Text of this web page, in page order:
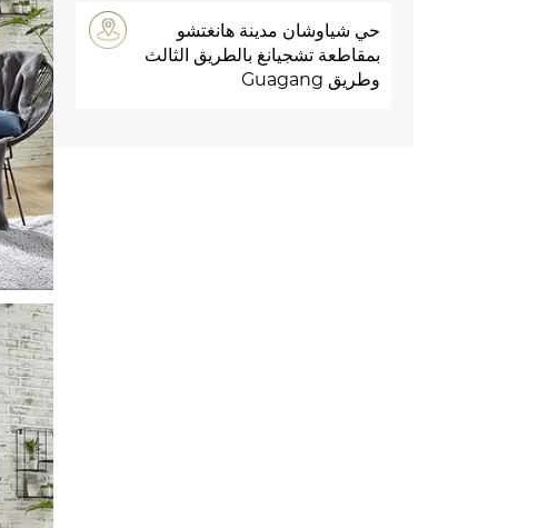
حي شياوشان مدينة هانغتشو
بمقاطعة تشجيانغ بالطريق الثالث
وطريق Guagang